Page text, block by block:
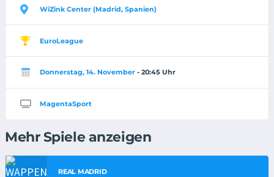
WiZink Center (Madrid, Spanien)
EuroLeague
Donnerstag, 14. November - 20:45 Uhr
MagentaSport
Mehr Spiele anzeigen
REAL MADRID